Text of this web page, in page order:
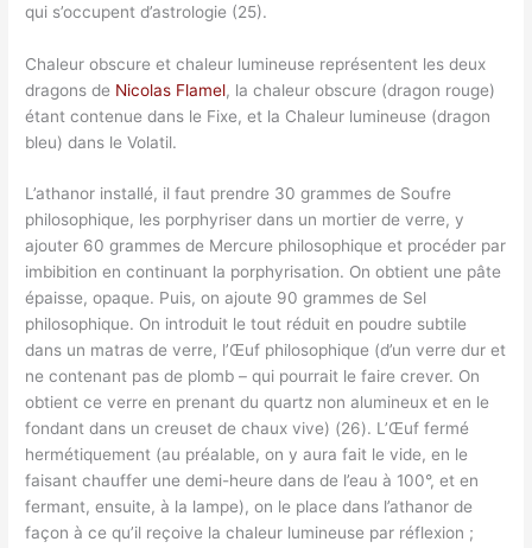
qui s’occupent d’astrologie (25).
Chaleur obscure et chaleur lumineuse représentent les deux
dragons de Nicolas Flamel, la chaleur obscure (dragon rouge)
étant contenue dans le Fixe, et la Chaleur lumineuse (dragon
bleu) dans le Volatil.
L’athanor installé, il faut prendre 30 grammes de Soufre
philosophique, les porphyriser dans un mortier de verre, y
ajouter 60 grammes de Mercure philosophique et procéder par
imbibition en continuant la porphyrisation. On obtient une pâte
épaisse, opaque. Puis, on ajoute 90 grammes de Sel
philosophique. On introduit le tout réduit en poudre subtile
dans un matras de verre, l’Œuf philosophique (d’un verre dur et
ne contenant pas de plomb – qui pourrait le faire crever. On
obtient ce verre en prenant du quartz non alumineux et en le
fondant dans un creuset de chaux vive) (26). L’Œuf fermé
hermétiquement (au préalable, on y aura fait le vide, en le
faisant chauffer une demi-heure dans de l’eau à 100°, et en
fermant, ensuite, à la lampe), on le place dans l’athanor de
façon à ce qu’il reçoive la chaleur lumineuse par réflexion ;